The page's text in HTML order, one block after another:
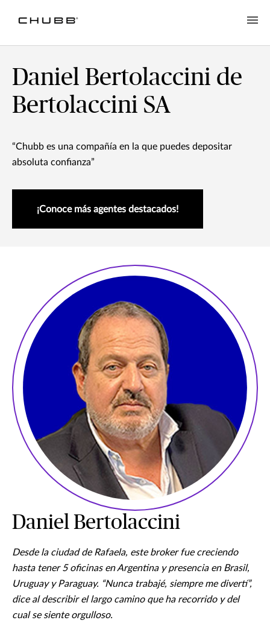
Daniel Bertolaccini de
Bertolaccini SA
“Chubb es una compañía en la que puedes depositar
absoluta confianza”
¡Conoce más agentes destacados!
Daniel Bertolaccini
Desde la ciudad de Rafaela, este broker fue creciendo
hasta tener 5 oficinas en Argentina y presencia en Brasil,
Uruguay y Paraguay. “Nunca trabajé, siempre me divertí”,
dice al describir el largo camino que ha recorrido y del
cual se siente orgulloso.